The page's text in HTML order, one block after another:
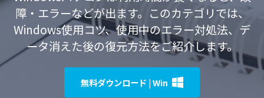
スマホで始めよう
Macの大切なデータを制限なく完全復元
独自の復元ソリューション 新着
ドキュメントを復元
データ損失のシナリオ
外付けデバイス復元
パソコン復元
Recoveritとは
データ復元の専門家
カスタマーストーリー
操作ガイド
ログイン
障・エラーなどが出ます。このカテゴリでは、
Windows使用コツ、使用中のエラー対処法、デ
ータ消えた後の復元方法をご紹介します。
無料ダウンロード | Win